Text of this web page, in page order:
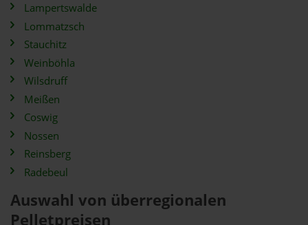
Lampertswalde
Lommatzsch
Stauchitz
Weinböhla
Wilsdruff
Meißen
Coswig
Nossen
Reinsberg
Radebeul
Auswahl von überregionalen
Pelletpreisen